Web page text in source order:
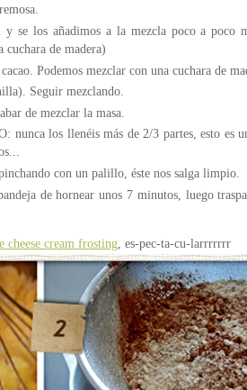
se los añadimos a la mezcla poco a poco
de madera)
Podemos mezclar con una cuchara de
Seguir mezclando.
de mezclar la masa.
nunca los llenéis más de 2/3 partes, esto es
con un palillo, éste nos salga limpio.
de hornear unos 7 minutos, luego
cheese cream frosting , es-pec-ta-cu-larrrrrrr